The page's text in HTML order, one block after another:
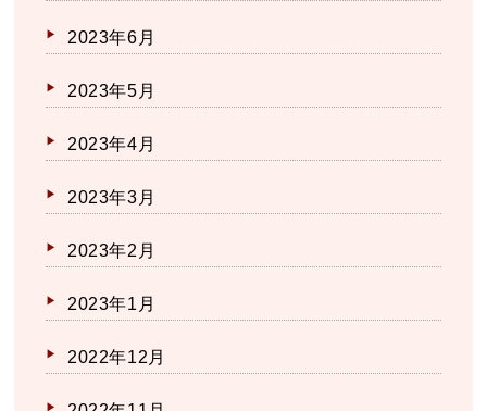
2023年6月
2023年5月
2023年4月
2023年3月
2023年2月
2023年1月
2022年12月